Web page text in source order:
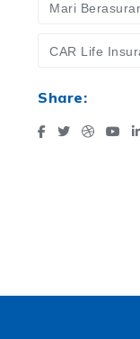
Mari
CAR Life
Share: